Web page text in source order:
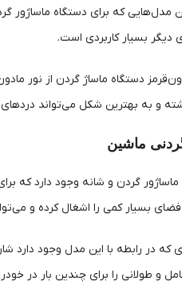
مدل‌هایی که برای دستگاه ماساژور
بسیار کاربردی است.
دستگاه ماساژ گردن از نور
و به بهترین شکل می‌تواند
ماساژور گردن و شانه وجود دارد که
بسیار کمی را اشغال کرده و
که در رابطه با این مدل وجود دارد
و طولانی را برای چندین بار در